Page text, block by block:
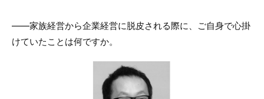
――家族経営から企業経営に脱皮される際に、ご自身で心掛
けていたことは何ですか。